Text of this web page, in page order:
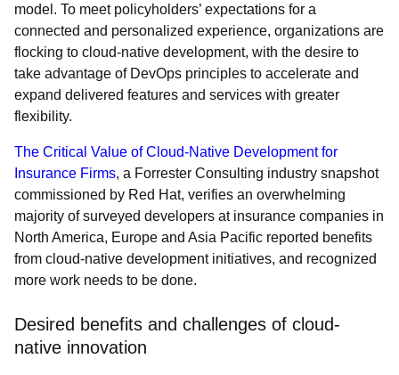
model. To meet policyholders’ expectations for a
connected and personalized experience, organizations are
flocking to cloud-native development, with the desire to
take advantage of DevOps principles to accelerate and
expand delivered features and services with greater
flexibility.
The Critical Value of Cloud-Native Development for
Insurance Firms, a Forrester Consulting industry snapshot
commissioned by Red Hat, verifies an overwhelming
majority of surveyed developers at insurance companies in
North America, Europe and Asia Pacific reported benefits
from cloud-native development initiatives, and recognized
more work needs to be done.
Desired benefits and challenges of cloud-
native innovation